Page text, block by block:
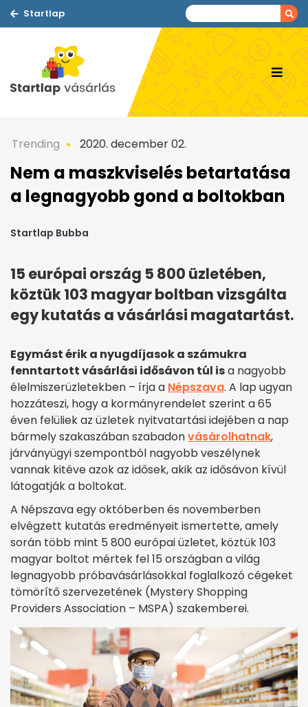
Startlap
Trending 2020. december 02.
Nem a maszkviselés betartatása
a legnagyobb gond a boltokban
Startlap Bubba
15 európai ország 5 800 üzletében,
köztük 103 magyar boltban vizsgálta
egy kutatás a vásárlási magatartást.
Egymást érik a nyugdíjasok a számukra
fenntartott vásárlási idősávon túl isa nagyobb
élelmiszerüzletekben – írja a Népszava. A lap ugyan
hozzáteszi, hogy a kormányrendelet szerint a 65
éven felüliek az üzletek nyitvatartási idejében a nap
bármely szakaszában szabadonvásárolhatnak,
járványügyi szempontból nagyobb veszélynek
vannak kitéve azok az idősek, akik az idősávon kívül
látogatják a boltokat.
A Népszava egy októberben és novemberben
elvégzett kutatás eredményeit ismertette, amely
során több mint 5 800 európai üzletet, köztük 103
magyar boltot mértek fel 15 országban a világ
legnagyobb próbavásárlásokkal foglalkozó cégeket
tömörítő szervezetének (Mystery Shopping
Providers Association – MSPA) szakemberei.